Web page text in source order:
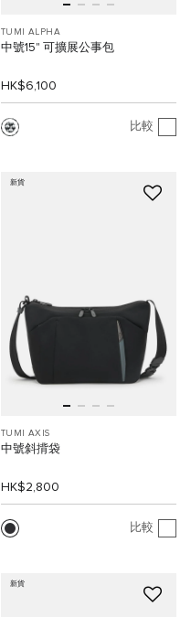
TUMI ALPHA
中號15" 可擴展公事包
HK$6,100
比較
新貨
TUMI AXIS
中號斜揹袋
HK$2,800
比較
新貨